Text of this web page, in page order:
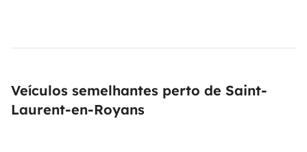
Veículos semelhantes perto de Saint-
Laurent-en-Royans